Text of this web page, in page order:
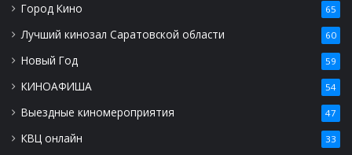
Город Кино 65
Лучший кинозал Саратовской области 60
Новый Год 59
КИНОАФИША 54
Выездные киномероприятия 47
КВЦ онлайн 33